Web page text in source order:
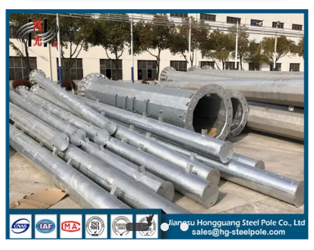
VERZOEK
OM EEN
CITAAT
SITEMAP
PRIVACYBELEID